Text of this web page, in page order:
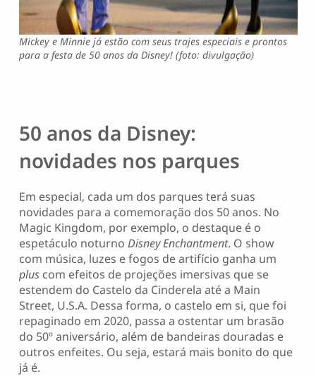
Mickey e Minnie já estão com seus trajes especiais e prontos
para a festa de 50 anos da Disney! (foto: divulgação)
50 anos da Disney:
novidades nos parques
Em especial, cada um dos parques terá suas
novidades para a comemoração dos 50 anos. No
Magic Kingdom, por exemplo, o destaque é o
espetáculo noturno Disney Enchantment. O show
com música, luzes e fogos de artifício ganha um
pluscom efeitos de projeções imersivas que se
estendem do Castelo da Cinderela até a Main
Street, U.S.A. Dessa forma, o castelo em si, que foi
repaginado em 2020, passa a ostentar um brasão
do 50º aniversário, além de bandeiras douradas e
outros enfeites. Ou seja, estará mais bonito do que
já é.